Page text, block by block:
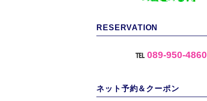
RESERVATION
℡089-950-4860
ネット予約＆クーポン